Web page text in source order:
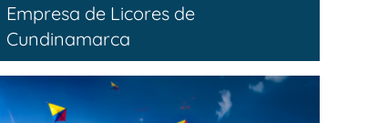
Empresa de Licores de
Cundinamarca